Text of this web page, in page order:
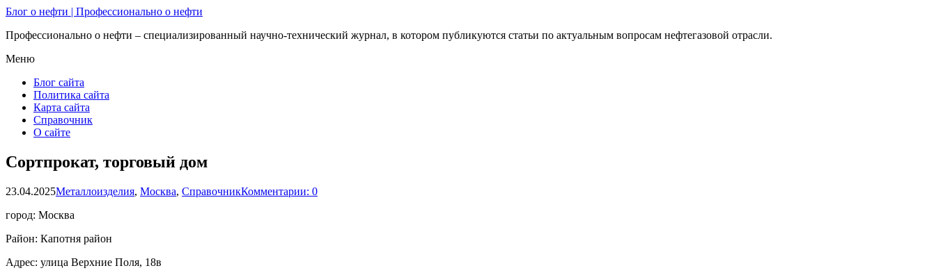
Блог о нефти | Профессионально о нефти
Профессионально о нефти – специализированный научно-технический журнал, в котором публикуются статьи по актуальным вопросам нефтегазовой отрасли.
Меню
Блог сайта
Политика сайта
Карта сайта
Справочник
О сайте
Сортпрокат, торговый дом
23.04.2025Металлоизделия, Москва, СправочникКомментарии: 0
город: Москва
Район: Капотня район
Адрес: улица Верхние Поля, 18в